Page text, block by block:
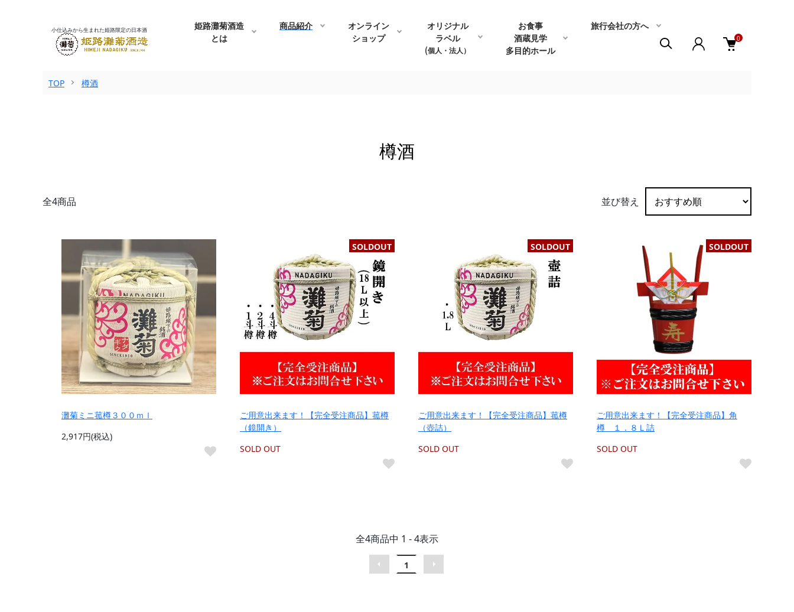
小仕込みから生まれた姫路限定の日本酒
姫路灘菊酒造
とは
商品紹介
オンライン
ショップ
オリジナル
ラベル
(個人・法人）
お食事
酒蔵見学
多目的ホール
旅行会社の方へ
0
TOP 樽酒
樽酒
全4商品 並び替え
灘菊ミニ菰樽３００ｍｌ
2,917円(税込)
SOLDOUT
ご用意出来ます！【完全受注商品】菰樽
（鏡開き）
SOLD OUT
SOLDOUT
ご用意出来ます！【完全受注商品】菰樽
（壺詰）
SOLD OUT
SOLDOUT
ご用意出来ます！【完全受注商品】角
樽 １．８Ｌ詰
SOLD OUT
全4商品中 1 - 4表示
1